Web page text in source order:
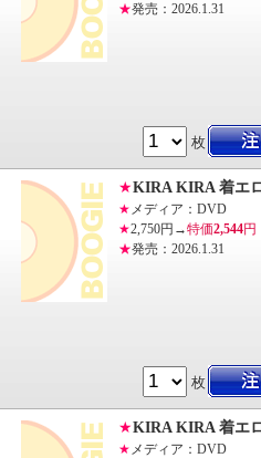
★発売：2026.1.31
枚
★KIRA KIRA 着エ
★ メディア：DVD
★2,750円→特価2,544円
★発売：2026.1.31
枚
★KIRA KIRA 着エ
★ メディア：DVD